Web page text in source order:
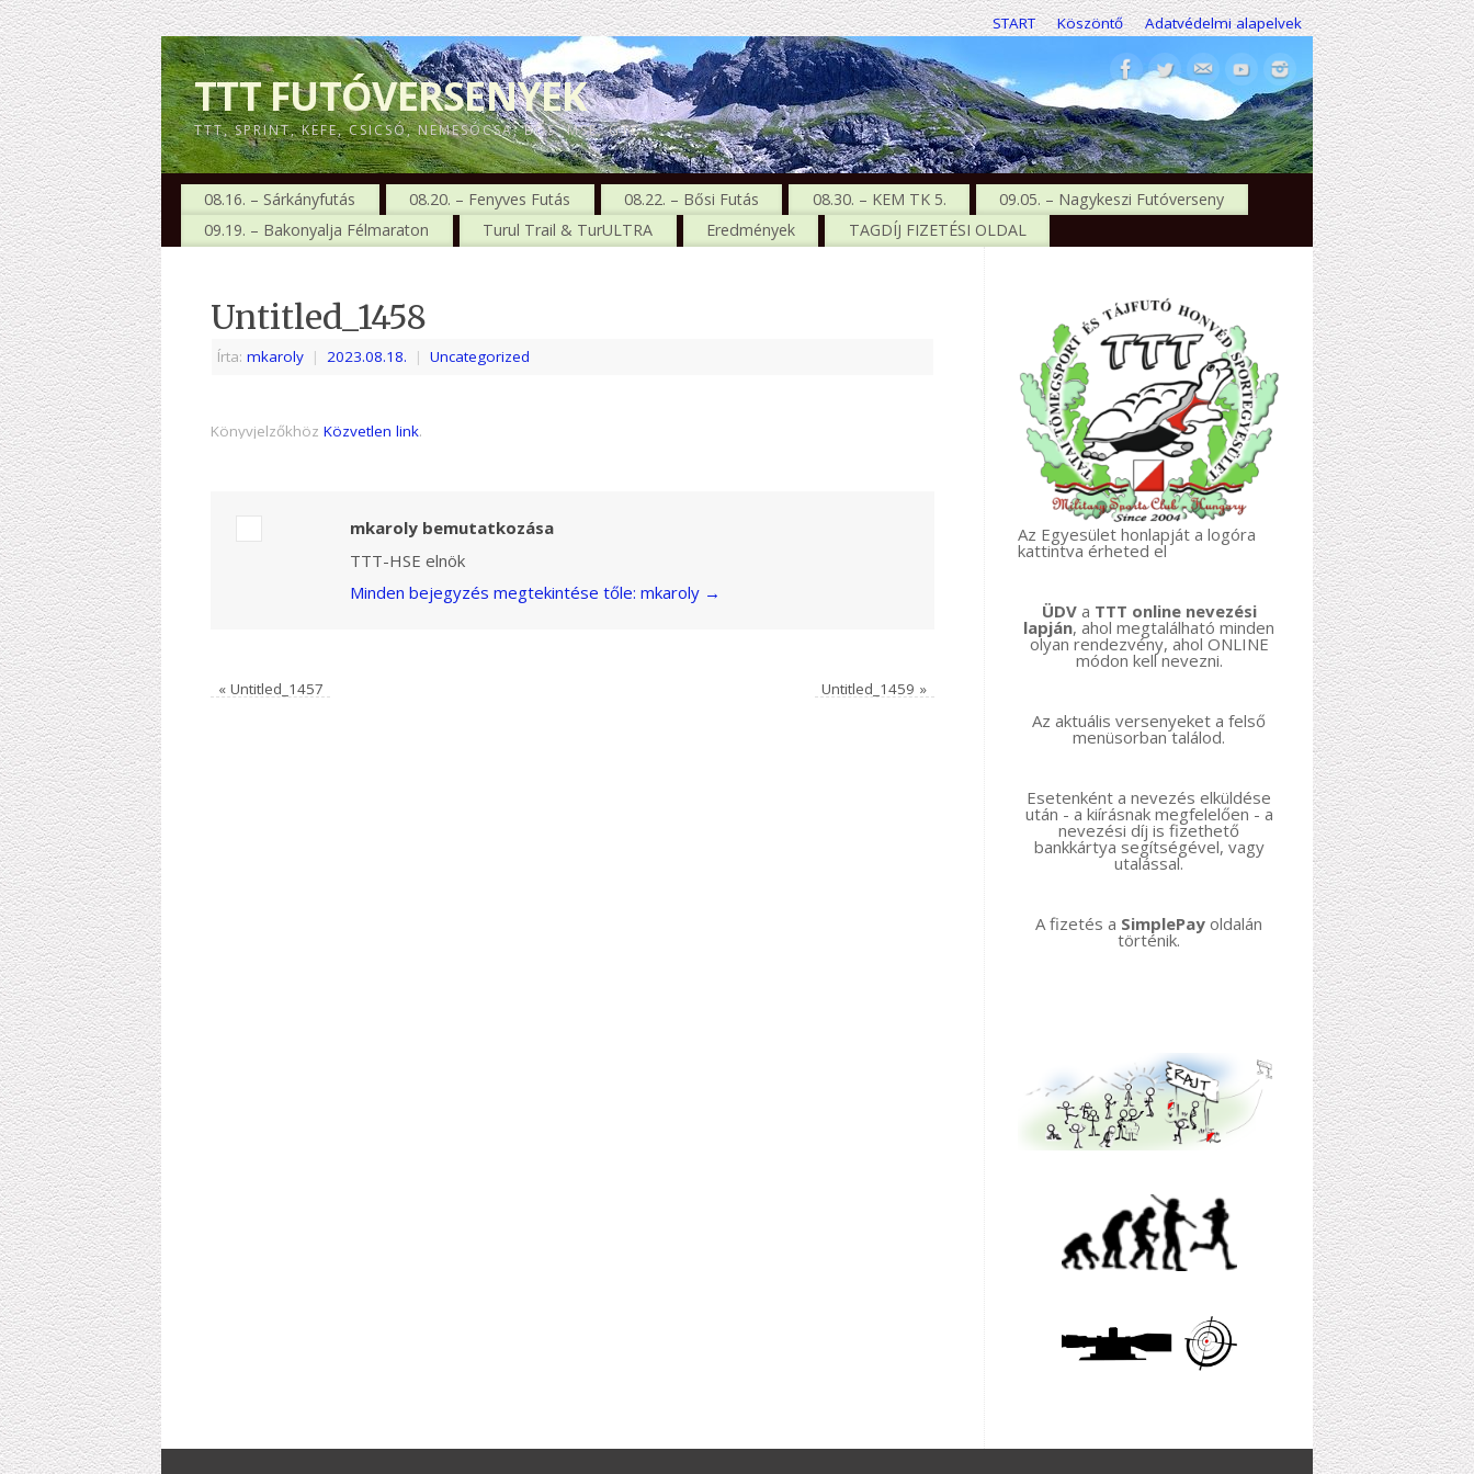
START Köszöntő Adatvédelmi alapelvek
TTT FUTÓVERSENYEK
TTT, SPRINT, KEFE, CSICSÓ, NEMESÓCSA, BŐS, MSE, GTC
08.16. – Sárkányfutás 08.20. – Fenyves Futás 08.22. – Bősi Futás 08.30. – KEM TK 5.
09.05. – Nagykeszi Futóverseny
09.19. – Bakonyalja Félmaraton
Turul Trail & TurULTRA Eredmények TAGDÍJ FIZETÉSI OLDAL
Untitled_1458
Írta: mkaroly | 2023.08.18. | Uncategorized
Könyvjelzőkhöz Közvetlen link.
mkaroly bemutatkozása
TTT-HSE elnök
Minden bejegyzés megtekintése tőle: mkaroly →
«Untitled_1457 Untitled_1459 »
Az Egyesület honlapját a logóra
kattintva érheted el
ÜDV a TTT online nevezési
lapján, ahol megtalálható minden
olyan rendezvény, ahol ONLINE
módon kell nevezni.
Az aktuális versenyeket a felső
menüsorban találod.
Esetenként a nevezés elküldése
után - a kiírásnak megfelelően - a
nevezési díj is fizethető
bankkártya segítségével, vagy
utalással.
A fizetés a SimplePay oldalán
történik.